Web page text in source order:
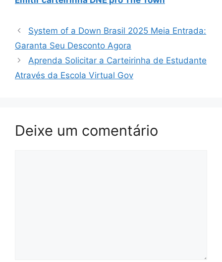
System of a Down Brasil 2025 Meia Entrada:
Garanta Seu Desconto Agora
Aprenda Solicitar a Carteirinha de Estudante
Através da Escola Virtual Gov
Deixe um comentário